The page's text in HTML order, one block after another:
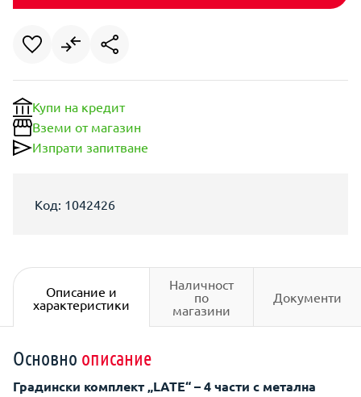
Купи на кредит
Вземи от магазин
Изпрати запитване
Код: 1042426
Описание и
характеристики
Наличност
по
магазини
Документи
Основно описание
Градински комплект „LATE“ – 4 части с метална